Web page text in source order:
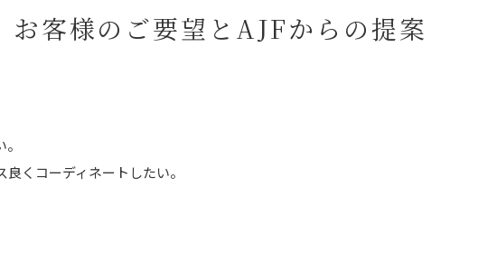
お客様のご要望とAJFからの提案
くコーディネートしたい。